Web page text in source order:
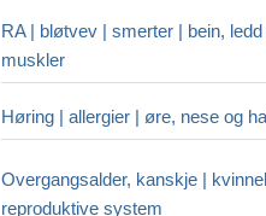
RA | bløtvev | smerter | bein, ledd
muskler
Høring | allergier | øre, nese og
Overgangsalder, kanskje |
reproduktive system